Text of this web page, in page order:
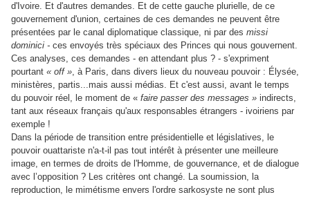
d'Ivoire. Et d'autres demandes. Et de cette gauche plurielle, de ce
gouvernement d'union, certaines de ces demandes ne peuvent être
présentées par le canal diplomatique classique, ni par des missi
dominici - ces envoyés très spéciaux des Princes qui nous gouvernent.
Ces analyses, ces demandes - en attendant plus ? - s'expriment
pourtant « off », à Paris, dans divers lieux du nouveau pouvoir : Élysée,
ministères, partis...mais aussi médias. Et c'est aussi, avant le temps
du pouvoir réel, le moment de « faire passer des messages » indirects,
tant aux réseaux français qu'aux responsables étrangers - ivoiriens par
exemple !
Dans la période de transition entre présidentielle et législatives, le
pouvoir ouattariste n'a-t-il pas tout intérêt à présenter une meilleure
image, en termes de droits de l'Homme, de gouvernance, et de dialogue
avec l’opposition ? Les critères ont changé. La soumission, la
reproduction, le mimétisme envers l'ordre sarkosyste ne sont plus